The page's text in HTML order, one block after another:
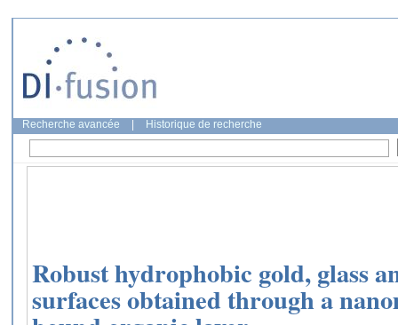
Recherche avancée Historique de recherche
Robust hydrophobic gold, glass
surfaces obtained through a